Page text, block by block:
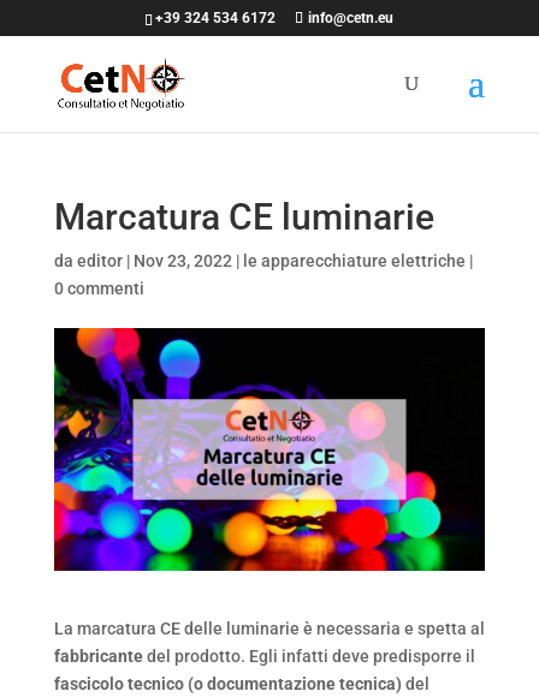
+39 324 534 6172 info@cetn.eu
Marcatura CE luminarie
da editor| Nov 23, 2022 | le apparecchiature elettriche |
0 commenti
La marcatura CE delle luminarie è necessaria e spetta al
fabbricantedel prodotto. Egli infatti deve predisporre il
fascicolo tecnico (o documentazione tecnica) del